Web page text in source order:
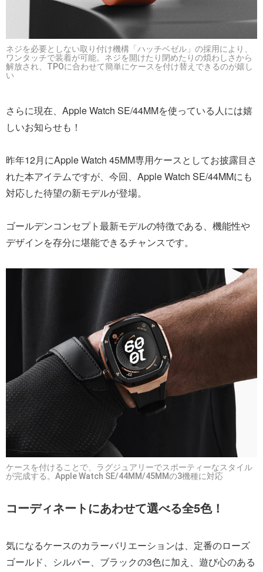
ネジを必要としない取り付け機構「ハッチベゼル」の採用により、
ワンタッチで装着が可能。ネジを開けたり閉めたりの煩わしさから
解放され、TPOに合わせて簡単にケースを付け替えできるのが嬉し
い
さらに現在、Apple Watch SE/44MMを使っている人には嬉
しいお知らせも！
昨年12月にApple Watch 45MM専用ケースとしてお披露目さ
れた本アイテムですが、今回、Apple Watch SE/44MMにも
対応した待望の新モデルが登場。
ゴールデンコンセプト最新モデルの特徴である、機能性や
デザインを存分に堪能できるチャンスです。
ケースを付けることで、ラグジュアリーでスポーティーなスタイル
が完成する。Apple Watch SE/44MM/45MMの3機種に対応
コーディネートにあわせて選べる全5色！
気になるケースのカラーバリエーションは、定番のローズ
ゴールド、シルバー、ブラックの3色に加え、遊び心のある